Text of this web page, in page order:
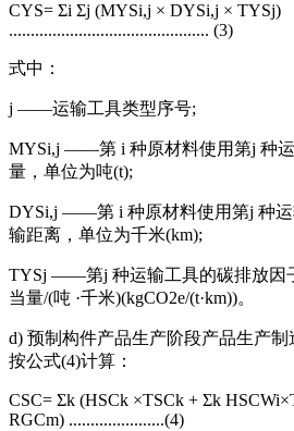
CYS= Σi Σj (MYSi,j × DYSi,j × TYSj)
.............................................. (3)
式中：
j ——运输工具类型序号;
MYSi,j ——第 i 种原材料使用第j 种
量，单位为吨(t);
DYSi,j ——第 i 种原材料使用第j 种运
输距离，单位为千米(km);
TYSj ——第j 种运输工具的碳排放因
当量/(吨 ·千米)(kgCO2e/(t·km))。
d) 预制构件产品生产阶段产品生产制
按公式(4)计算：
CSC= Σk (HSCk ×TSCk + Σk
RGCm) ......................(4)